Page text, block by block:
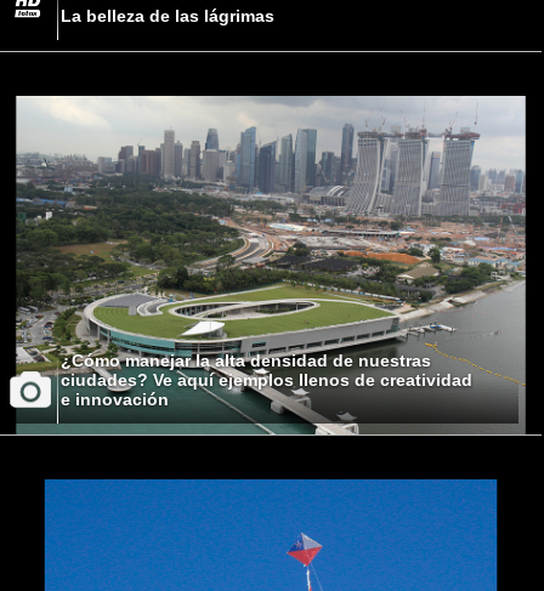
La belleza de las lágrimas
¿Cómo manejar la alta densidad de nuestras
ciudades? Ve aquí ejemplos llenos de creatividad
e innovación